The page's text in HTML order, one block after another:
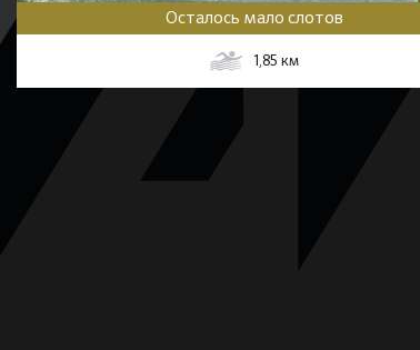
Осталось мало слотов
1,85 км